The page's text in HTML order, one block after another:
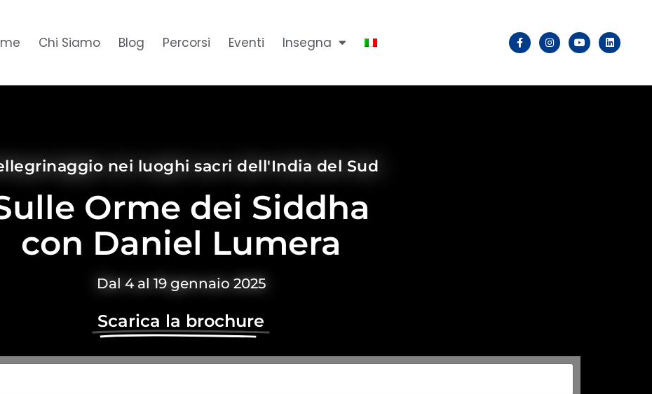
Chi Siamo Blog Percorsi Eventi Insegna
nei luoghi sacri dell'India del Sud
Orme dei Siddha
con Daniel Lumera
Dal 4 al 19 gennaio 2025
Scarica la brochure